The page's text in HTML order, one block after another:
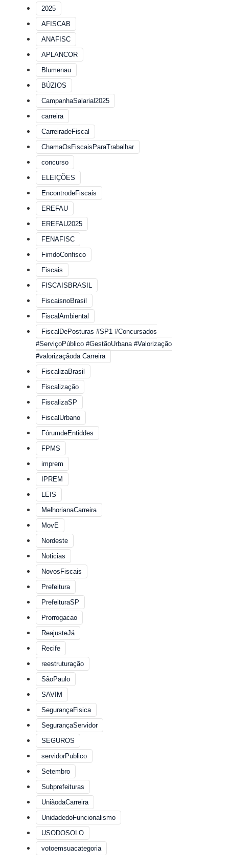
2025
AFISCAB
ANAFISC
APLANCOR
Blumenau
BÚZIOS
CampanhaSalarial2025
carreira
CarreiradeFiscal
ChamaOsFiscaisParaTrabalhar
concurso
ELEIÇÕES
EncontrodeFiscais
EREFAU
EREFAU2025
FENAFISC
FimdoConfisco
Fiscais
FISCAISBRASIL
FiscaisnoBrasil
FiscalAmbiental
FiscalDePosturas #SP1 #Concursados
#ServiçoPúblico #GestãoUrbana #Valorização
#valorizaçãoda Carreira
FiscalizaBrasil
Fiscalização
FiscalizaSP
FiscalUrbano
FórumdeEntiddes
FPMS
imprem
IPREM
LEIS
MelhorianaCarreira
MovE
Nordeste
Noticias
NovosFiscais
Prefeitura
PrefeituraSP
Prorrogacao
ReajusteJá
Recife
reestruturação
SãoPaulo
SAVIM
SegurançaFisica
SegurançaServidor
SEGUROS
servidorPublico
Setembro
Subprefeituras
UniãodaCarreira
UnidadedoFuncionalismo
USODOSOLO
votoemsuacategoria